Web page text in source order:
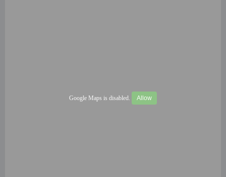
Google Maps is disabled. Allow